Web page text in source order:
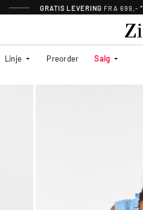
GRATIS LEVERING FRA 699,- *
Linje Preorder Salg